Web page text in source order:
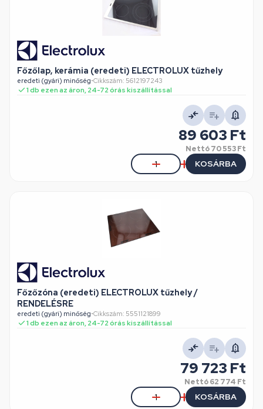
Főzőlap, kerámia (eredeti) ELECTROLUX tűzhely
eredeti (gyári) minőség•Cikkszám: 5612197243
1 db ezen az áron, 24-72 órás kiszállítással
89 603 Ft
Nettó70 553 Ft
KOSÁRBA
Főzőzóna (eredeti) ELECTROLUX tűzhely /
RENDELÉSRE
eredeti (gyári) minőség•Cikkszám: 5551121899
1 db ezen az áron, 24-72 órás kiszállítással
79 723 Ft
Nettó62 774 Ft
KOSÁRBA